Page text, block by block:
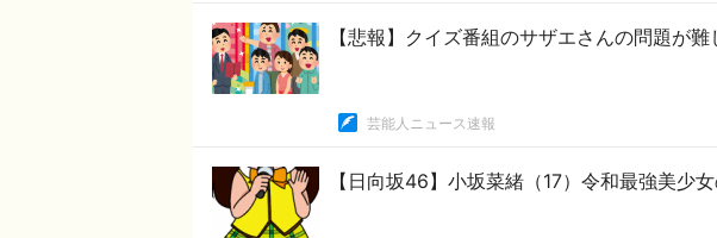
【悲報】クイズ番組のサザエさんの問題が難
芸能人ニュース速報
【日向坂46】小坂菜緒（17）令和最強美少